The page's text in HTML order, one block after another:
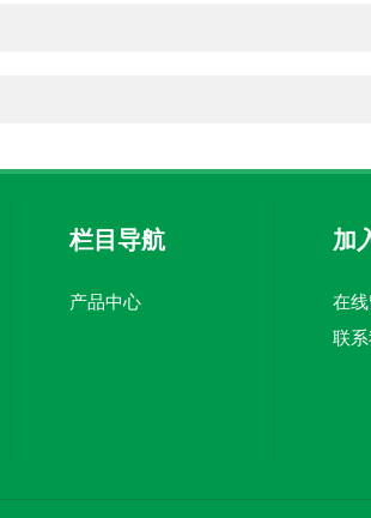
栏目导航
产品中心
加
在
联